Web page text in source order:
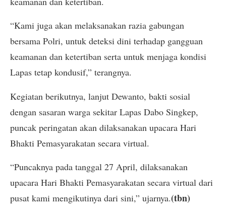
“Kami juga akan melaksanakan razia gabungan
bersama Polri, untuk deteksi dini terhadap gangguan
keamanan dan ketertiban serta untuk menjaga kondisi
Lapas tetap kondusif,” terangnya.
Kegiatan berikutnya, lanjut Dewanto, bakti sosial
dengan sasaran warga sekitar Lapas Dabo Singkep,
puncak peringatan akan dilaksanakan upacara Hari
Bhakti Pemasyarakatan secara virtual.
“Puncaknya pada tanggal 27 April, dilaksanakan
upacara Hari Bhakti Pemasyarakatan secara virtual dari
pusat kami mengikutinya dari sini,” ujarnya.(tbn)